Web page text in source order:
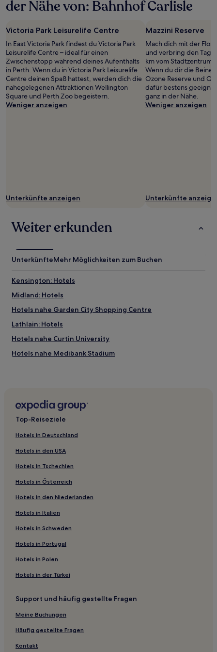
der Nähe von: Bahnhof Carlisle
Victoria Park Leisurelife Centre
In East Victoria Park findest du Victoria Park
Leisurelife Centre – ideal für einen
Zwischenstopp während deines Aufenthalts
in Perth. Wenn du in Victoria Park Leisurelife
Centre deinen Spaß hattest, werden dich die
nahegelegenen Attraktionen Wellington
Square und Perth Zoo begeistern.
Weniger anzeigen
Unterkünfte anzeigen
Mazzini Reserve
Mach dich mit der
und verbring den Tag
km vom Stadtzentrum
Wenn du dir die Beine
Ozone Reserve und
dafür bestens
ganz in der Nähe.
Weniger anzeigen
Unterkünfte
Weiter erkunden
UnterkünfteMehr Möglichkeiten zum Buchen
Kensington: Hotels
Midland: Hotels
Hotels nahe Garden City Shopping Centre
Lathlain: Hotels
Hotels nahe Curtin University
Hotels nahe Medibank Stadium
Perth Hotels
Applecross: Hotels
Highgate: Hotels
Mount Pleasant: Hotels
East Victoria Park: Hotels
Daglish: Hotels
Beechboro: Hotels
Perth City: Hotels
Hotels nahe Council House
Yokine: Hotels
Redcliffe: Hotels
Hotels nahe Ascot Racecourse
St James: Hotels
Hotels nahe Bahnhof Perth
Hotels nahe Heirisson Island
Inglewood: Hotels
Top-Reiseziele
Hotels in Deutschland
Hotels in den USA
Hotels in Tschechien
Hotels in Österreich
Hotels in den Niederlanden
Hotels in Italien
Hotels in Schweden
Hotels in Portugal
Hotels in Polen
Hotels in der Türkei
Support und häufig gestellte Fragen
Meine Buchungen
Häufig gestellte Fragen
Kontakt